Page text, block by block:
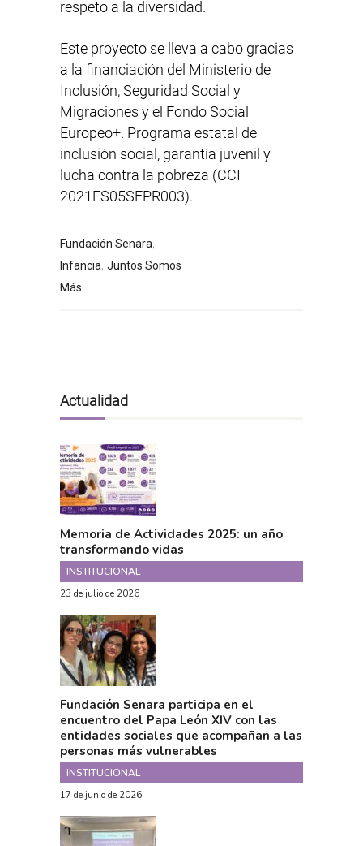
respeto a la diversidad.
Este proyecto se lleva a cabo gracias
a la financiación del Ministerio de
Inclusión, Seguridad Social y
Migraciones y el Fondo Social
Europeo+. Programa estatal de
inclusión social, garantía juvenil y
lucha contra la pobreza (CCI
2021ES05SFPR003).
Fundación Senara,
Infancia, Juntos Somos
Más
Actualidad
Memoria de Actividades 2025: un año
transformando vidas
INSTITUCIONAL
23 de julio de 2026
Fundación Senara participa en el
encuentro del Papa León XIV con las
entidades sociales que acompañan a las
personas más vulnerables
INSTITUCIONAL
17 de junio de 2026